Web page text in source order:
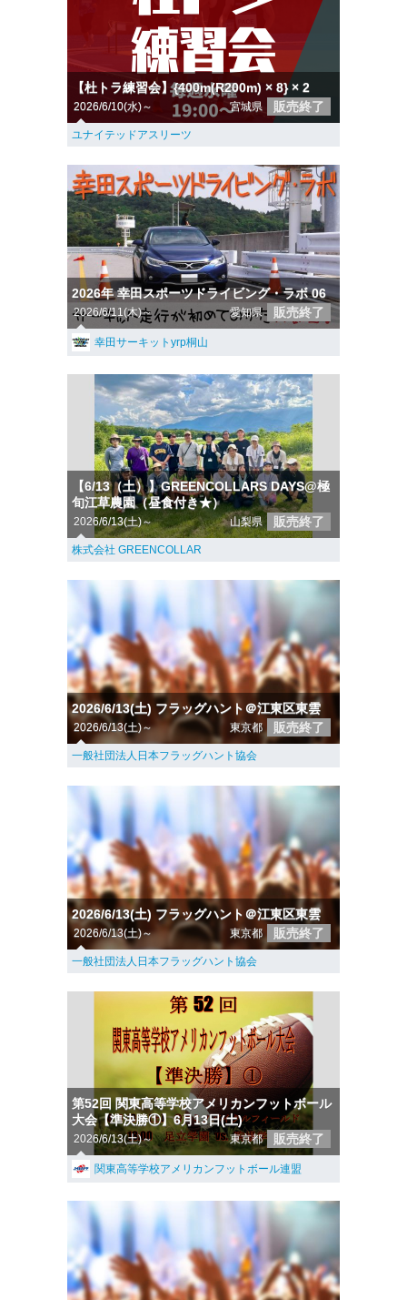
【杜トラ練習会】{400m(R200m) × 8} × 2
2026/6/10(水)～ 宮城県 販売終了
ユナイテッドアスリーツ
2026年 幸田スポーツドライビング・ラボ 06
2026/6/11(木)～ 愛知県 販売終了
幸田サーキットyrp桐山
【6/13（土）】GREENCOLLARS DAYS@極
旬江草農園（昼食付き★）
2026/6/13(土)～ 山梨県 販売終了
株式会社 GREENCOLLAR
2026/6/13(土) フラッグハント＠江東区東雲
2026/6/13(土)～ 東京都 販売終了
一般社団法人日本フラッグハント協会
2026/6/13(土) フラッグハント＠江東区東雲
2026/6/13(土)～ 東京都 販売終了
一般社団法人日本フラッグハント協会
第52回 関東高等学校アメリカンフットボール
大会【準決勝①】6月13日(土)
2026/6/13(土)～ 東京都 販売終了
関東高等学校アメリカンフットボール連盟